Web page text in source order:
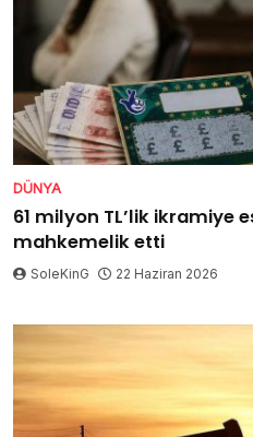
DÜNYA
61 milyon TL’lik ikramiye
mahkemelik etti
SoleKinG 22 Haziran 2026